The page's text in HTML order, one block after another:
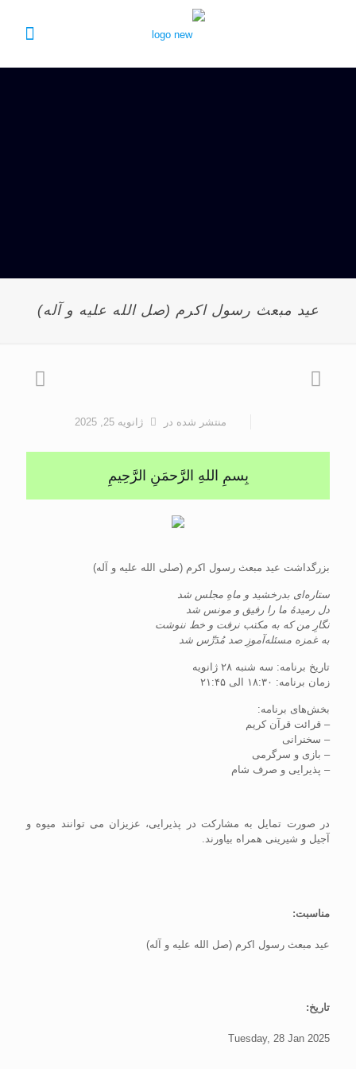
عید مبعث رسول اکرم (صل الله علیه و آله)
منتشر شده در ژانویه 25, 2025
بِسمِ اللهِ الرَّحمَنِ الرَّحِيمِ
بزرگداشت عید مبعث رسول اکرم (صلی الله علیه و آله)
ستاره‌ای بدرخشید و ماهِ مجلس شد
دل رمیدهٔ ما را رفیق و مونس شد
نگارِ من که به مکتب نرفت و خط ننوشت
به غمزه مسئله‌آموزِ صد مُدَرِّس شد
تاریخ برنامه: سه شنبه ۲۸ ژانویه
زمان برنامه: ۱۸:٣٠ الی ۲۱:۴۵
بخش‌های برنامه:
– قرائت قرآن کریم
– سخنرانی
– بازی و سرگرمی
– پذیرایی و صرف شام
در صورت تمایل به مشارکت در پذیرایی، عزیزان می توانند میوه و
آجیل و شیرینی همراه بیاورند.
مناسبت:
عید مبعث رسول اکرم (صل الله علیه و آله)
تاریخ:
Tuesday, 28 Jan 2025